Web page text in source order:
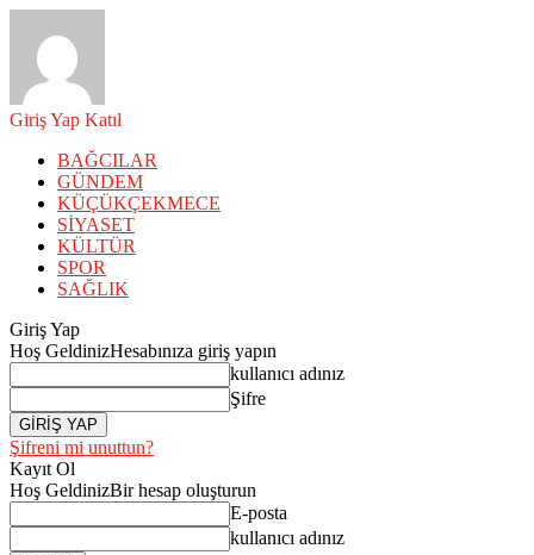
Giriş Yap Katıl
BAĞCILAR
GÜNDEM
KÜÇÜKÇEKMECE
SİYASET
KÜLTÜR
SPOR
SAĞLIK
Giriş Yap
Hoş GeldinizHesabınıza giriş yapın
kullanıcı adınız
Şifre
Şifreni mi unuttun?
Kayıt Ol
Hoş GeldinizBir hesap oluşturun
E-posta
kullanıcı adınız